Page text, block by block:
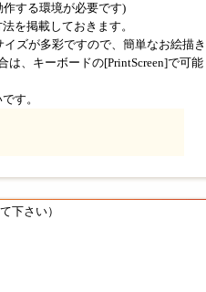
する環境が必要です)
を掲載しておきます。
ズが多彩ですので、簡単なお絵描き
は、キーボードの[PrintScreen]で可能
す。
下さい）